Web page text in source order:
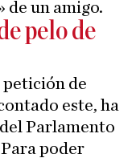
de un amigo.
pelo de
petición de
este, ha
Parlamento
poder